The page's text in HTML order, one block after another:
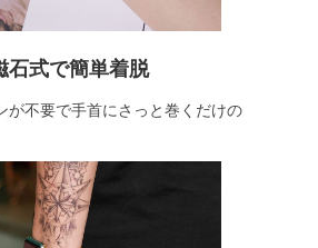
石式で簡単着脱
が不要で手首にさっと巻くだけの